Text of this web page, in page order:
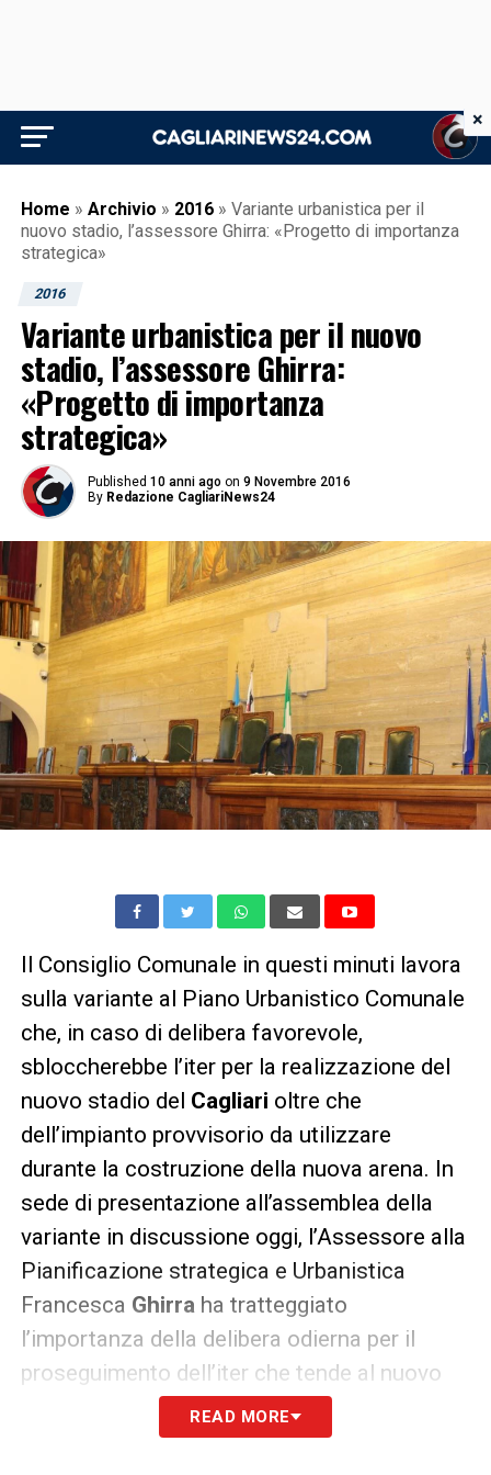
Home » Archivio » 2016 » Variante urbanistica per il
nuovo stadio, l’assessore Ghirra: «Progetto di importanza
strategica»
2016
Variante urbanistica per il nuovo
stadio, l’assessore Ghirra:
«Progetto di importanza
strategica»
Published 10 anni ago on 9 Novembre 2016
By Redazione CagliariNews24
Il Consiglio Comunale in questi minuti lavora
sulla variante al Piano Urbanistico Comunale
che, in caso di delibera favorevole,
sbloccherebbe l’iter per la realizzazione del
nuovo stadio del Cagliari oltre che
dell’impianto provvisorio da utilizzare
durante la costruzione della nuova arena. In
sede di presentazione all’assemblea della
variante in discussione oggi, l’Assessore alla
Pianificazione strategica e Urbanistica
Francesca Ghirraha tratteggiato
l’importanza della delibera odierna per il
proseguimento dell’iter che tende al nuovo
stadio e ripercorso le tappe che hanno
portato alla votazione di questo pomeriggio.
READ MORE
×